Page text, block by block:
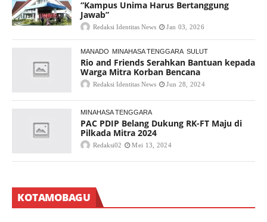
“Kampus Unima Harus Bertanggung
Jawab”
Redaksi Identitas News Jan 03, 2026
MANADO MINAHASA TENGGARA SULUT
Rio and Friends Serahkan Bantuan kepada
Warga Mitra Korban Bencana
Redaksi Identitas News Jun 28, 2024
MINAHASA TENGGARA
PAC PDIP Belang Dukung RK-FT Maju di
Pilkada Mitra 2024
Redaksi02 Mei 13, 2024
KOTAMOBAGU